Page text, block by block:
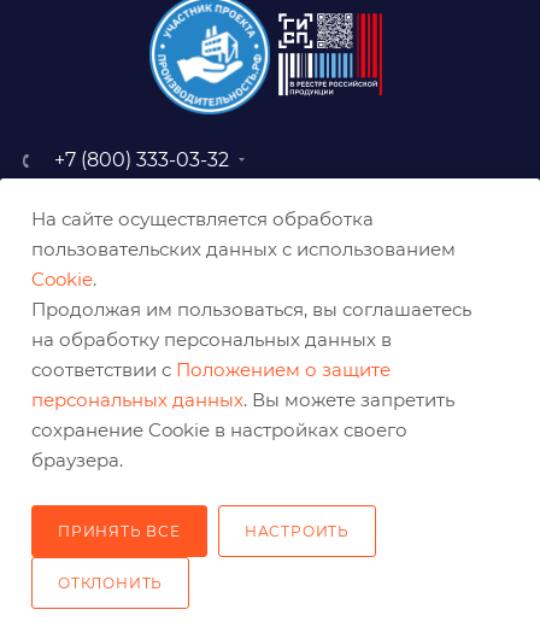
+7 (800) 333-03-32
baz@belabraziv.ru
308009, Россия, г. Белгород,
На сайте осуществляется обработка
пользовательских данных с использованием
Cookie.
Продолжая им пользоваться, вы соглашаетесь
на обработку персональных данных в
соответствии с Положением о защите
персональных данных. Вы можете запретить
сохранение Cookie в настройках своего
браузера.
ПРИНЯТЬ ВСЕ НАСТРОИТЬ
ОТКЛОНИТЬ